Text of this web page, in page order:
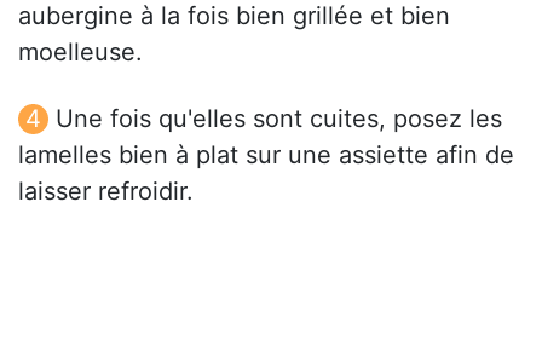
aubergine à la fois bien grillée et bien
moelleuse.
Une fois qu'elles sont cuites, posez les
lamelles bien à plat sur une assiette afin de
laisser refroidir.